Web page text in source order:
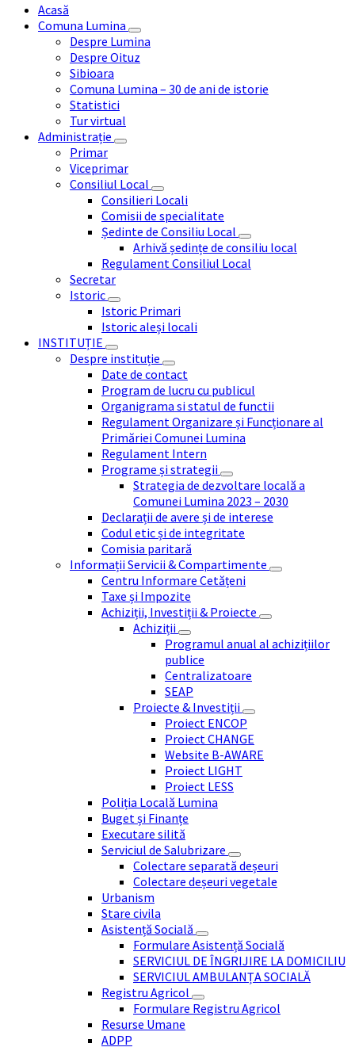
Acasă
Comuna Lumina
Despre Lumina
Despre Oituz
Sibioara
Comuna Lumina – 30 de ani de istorie
Statistici
Tur virtual
Administrație
Primar
Viceprimar
Consiliul Local
Consilieri Locali
Comisii de specialitate
Ședinte de Consiliu Local
Arhivă ședințe de consiliu local
Regulament Consiliul Local
Secretar
Istoric
Istoric Primari
Istoric aleși locali
INSTITUȚIE
Despre instituție
Date de contact
Program de lucru cu publicul
Organigrama si statul de functii
Regulament Organizare și Funcționare al
Primăriei Comunei Lumina
Regulament Intern
Programe și strategii
Strategia de dezvoltare locală a
Comunei Lumina 2023 – 2030
Declarații de avere și de interese
Codul etic și de integritate
Comisia paritară
Informații Servicii & Compartimente
Centru Informare Cetățeni
Taxe și Impozite
Achiziții, Investiții & Proiecte
Achiziții
Programul anual al achizițiilor
publice
Centralizatoare
SEAP
Proiecte & Investiții
Proiect ENCOP
Proiect CHANGE
Website B-AWARE
Proiect LIGHT
Proiect LESS
Poliția Locală Lumina
Buget și Finanțe
Executare silită
Serviciul de Salubrizare
Colectare separată deșeuri
Colectare deșeuri vegetale
Urbanism
Stare civila
Asistență Socială
Formulare Asistență Socială
SERVICIUL DE ÎNGRIJIRE LA DOMICILIU
SERVICIUL AMBULANȚA SOCIALĂ
Registru Agricol
Formulare Registru Agricol
Resurse Umane
ADPP